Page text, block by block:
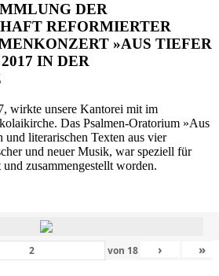
DER
REFORMIERTER
»AUS TIEFER
IN DER
wirkte unsere Kantorei mit im
Das Psalmen-Oratorium »Aus
literarischen Texten aus vier
und neuer Musik, war speziell für
zusammengestellt worden.
von 18 › »